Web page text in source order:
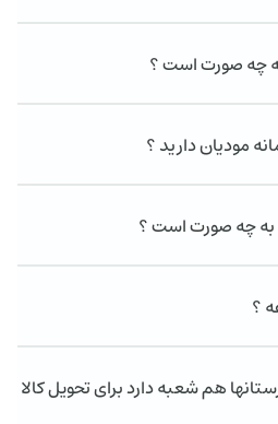
چه صورت است ؟
مودیان دارید ؟
چه صورت است ؟
؟
هم شعبه دارد برای تحویل کالا